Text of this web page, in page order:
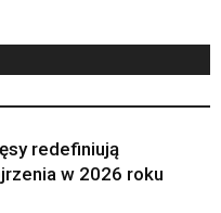
redefiniują
w 2026 roku